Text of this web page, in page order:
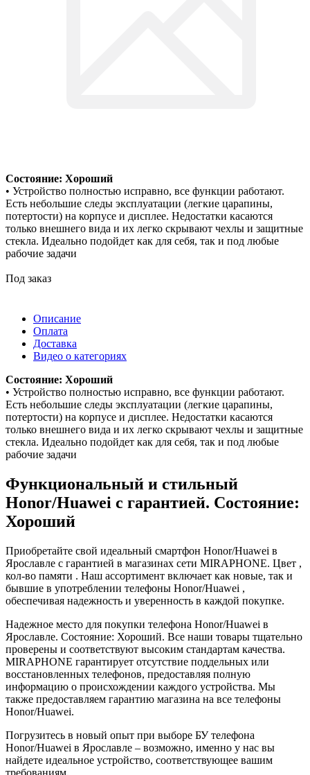
Состояние: Хороший
• Устройство полностью исправно, все функции работают.
Есть небольшие следы эксплуатации (легкие царапины,
потертости) на корпусе и дисплее. Недостатки касаются
только внешнего вида и их легко скрывают чехлы и защитные
стекла. Идеально подойдет как для себя, так и под любые
рабочие задачи
Под заказ
Описание
Оплата
Доставка
Видео о категориях
Состояние: Хороший
• Устройство полностью исправно, все функции работают.
Есть небольшие следы эксплуатации (легкие царапины,
потертости) на корпусе и дисплее. Недостатки касаются
только внешнего вида и их легко скрывают чехлы и защитные
стекла. Идеально подойдет как для себя, так и под любые
рабочие задачи
Функциональный и стильный
Honor/Huawei с гарантией. Состояние:
Хороший
Приобретайте свой идеальный смартфон Honor/Huawei в
Ярославле с гарантией в магазинах сети MIRAPHONE. Цвет ,
кол-во памяти . Наш ассортимент включает как новые, так и
бывшие в употреблении телефоны Honor/Huawei ,
обеспечивая надежность и уверенность в каждой покупке.
Надежное место для покупки телефона Honor/Huawei в
Ярославле. Состояние: Хороший. Все наши товары тщательно
проверены и соответствуют высоким стандартам качества.
MIRAPHONE гарантирует отсутствие поддельных или
восстановленных телефонов, предоставляя полную
информацию о происхождении каждого устройства. Мы
также предоставляем гарантию магазина на все телефоны
Honor/Huawei.
Погрузитесь в новый опыт при выборе БУ телефона
Honor/Huawei в Ярославле – возможно, именно у нас вы
найдете идеальное устройство, соответствующее вашим
требованиям.